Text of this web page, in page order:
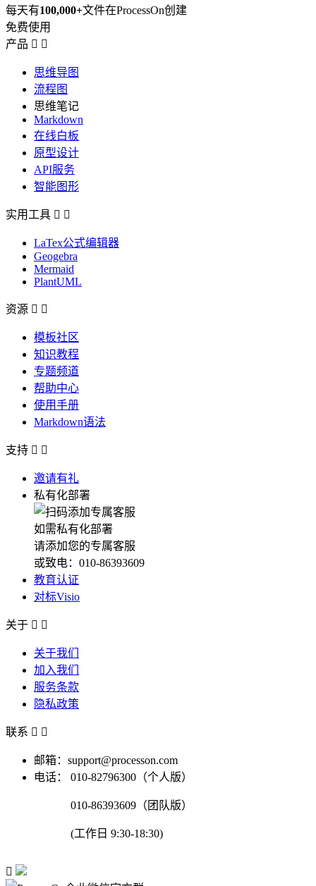
每天有100,000+文件在ProcessOn创建
免费使用
产品  
思维导图
流程图
思维笔记
Markdown
在线白板
原型设计
API服务
智能图形
实用工具  
LaTex公式编辑器
Geogebra
Mermaid
PlantUML
资源  
模板社区
知识教程
专题频道
帮助中心
使用手册
Markdown语法
支持  
邀请有礼
私有化部署
如需私有化部署
请添加您的专属客服
或致电：010-86393609
教育认证
对标Visio
关于  
关于我们
加入我们
服务条款
隐私政策
联系  
邮箱：support@processon.com
电话：
010-82796300（个人版）
010-86393609（团队版）
(工作日 9:30-18:30)
